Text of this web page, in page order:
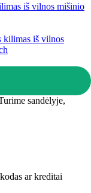
iš vilnos mišinio
kilimas iš vilnos
sandėlyje,
ar kreditai